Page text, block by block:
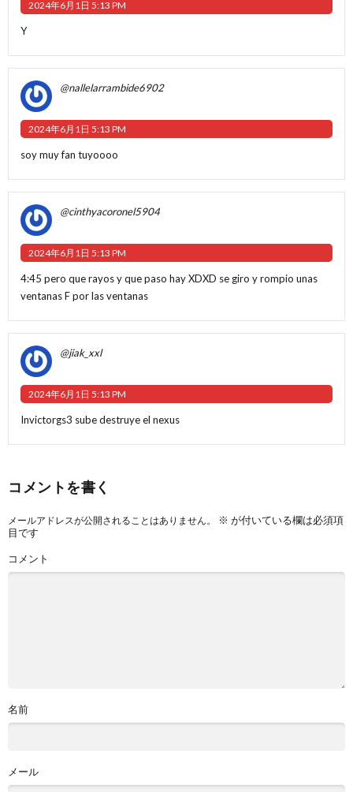
2024年6月1日 5:13 PM
Y
@nallelarrambide6902
2024年6月1日 5:13 PM
soy muy fan tuyoooo
@cinthyacoronel5904
2024年6月1日 5:13 PM
4:45 pero que rayos y que paso hay XDXD se giro y rompio unas
ventanas F por las ventanas
@jiak_xxl
2024年6月1日 5:13 PM
Invictorgs3 sube destruye el nexus
コメントを書く
メールアドレスが公開されることはありません。 ※ が付いている欄は必須項
目です
コメント
名前
メール